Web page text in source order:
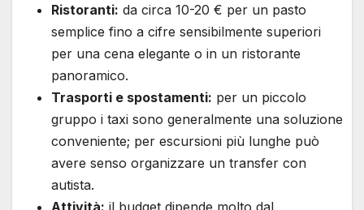
Ristoranti: da circa 10-20 € per un pasto
semplice fino a cifre sensibilmente superiori
per una cena elegante o in un ristorante
panoramico.
Trasporti e spostamenti: per un piccolo
gruppo i taxi sono generalmente una soluzione
conveniente; per escursioni più lunghe può
avere senso organizzare un transfer con
autista.
Attività: il budget dipende molto dal